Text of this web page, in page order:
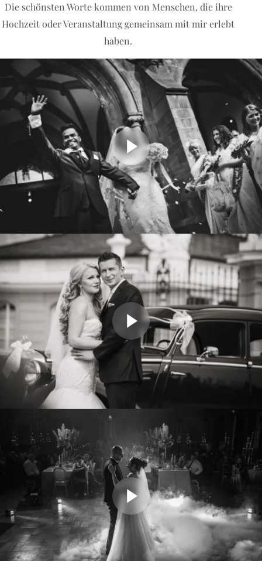
Die schönsten Worte kommen von Menschen, die ihre
Hochzeit oder Veranstaltung gemeinsam mit mir erlebt
haben.